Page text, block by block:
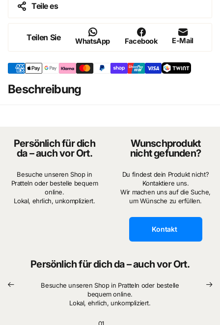
Teile es
Teilen Sie WhatsApp Facebook E-Mail
Beschreibung
Persönlich für dich
da – auch vor Ort.
Besuche unseren Shop in
Pratteln oder bestelle bequem
online.
Lokal, ehrlich, unkompliziert.
Wunschprodukt
nicht gefunden?
Du findest dein Produkt nicht?
Kontaktiere uns.
Wir machen uns auf die Suche,
um Wünsche zu erfüllen.
Kontakt
Persönlich für dich da – auch vor Ort.
Besuche unseren Shop in Pratteln oder bestelle
bequem online.
Lokal, ehrlich, unkompliziert.